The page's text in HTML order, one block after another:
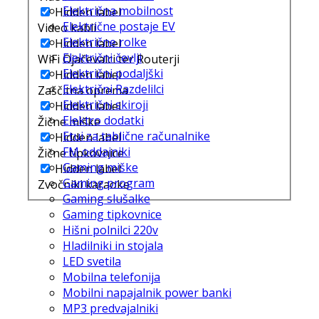
Hidden label
Video kabli
Hidden label
WiFi Ojačevalci ter Routerji
Hidden label
Zaščitna oprema
Hidden label
Žične miške
Hidden label
Žične tipkovnice
Hidden label
Zvočniki karaoke
Električna mobilnost
Električne postaje EV
Električne rolke
Električni čevlji
Električni podaljški
Električni Razdelilci
Električni skiroji
Elektro dodatki
Etui za tablične računalnike
FM oddajniki
Gaming miške
Gaming program
Gaming slušalke
Gaming tipkovnice
Hišni polnilci 220v
Hladilniki in stojala
LED svetila
Mobilna telefonija
Mobilni napajalnik power banki
MP3 predvajalniki